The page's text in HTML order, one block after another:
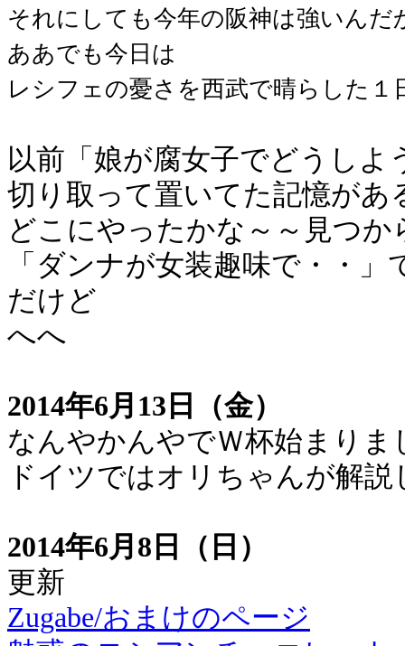
それにしても今年の阪神は強いんだ
ああでも今日は
レシフェの憂さを西武で晴らした１
以前「娘が腐女子でどうしよ
切り取って置いてた記憶があ
どこにやったかな～～見つか
「ダンナが女装趣味で・・
だけど
へへ
2014年6月13日（金）
なんやかんやでＷ杯始まりま
ドイツではオリちゃんが解
2014年6月8日（日）
更新
Zugabe/おまけのページ